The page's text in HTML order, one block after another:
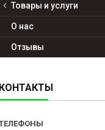
Товары и услуги
О нас
Отзывы
КОНТАКТЫ